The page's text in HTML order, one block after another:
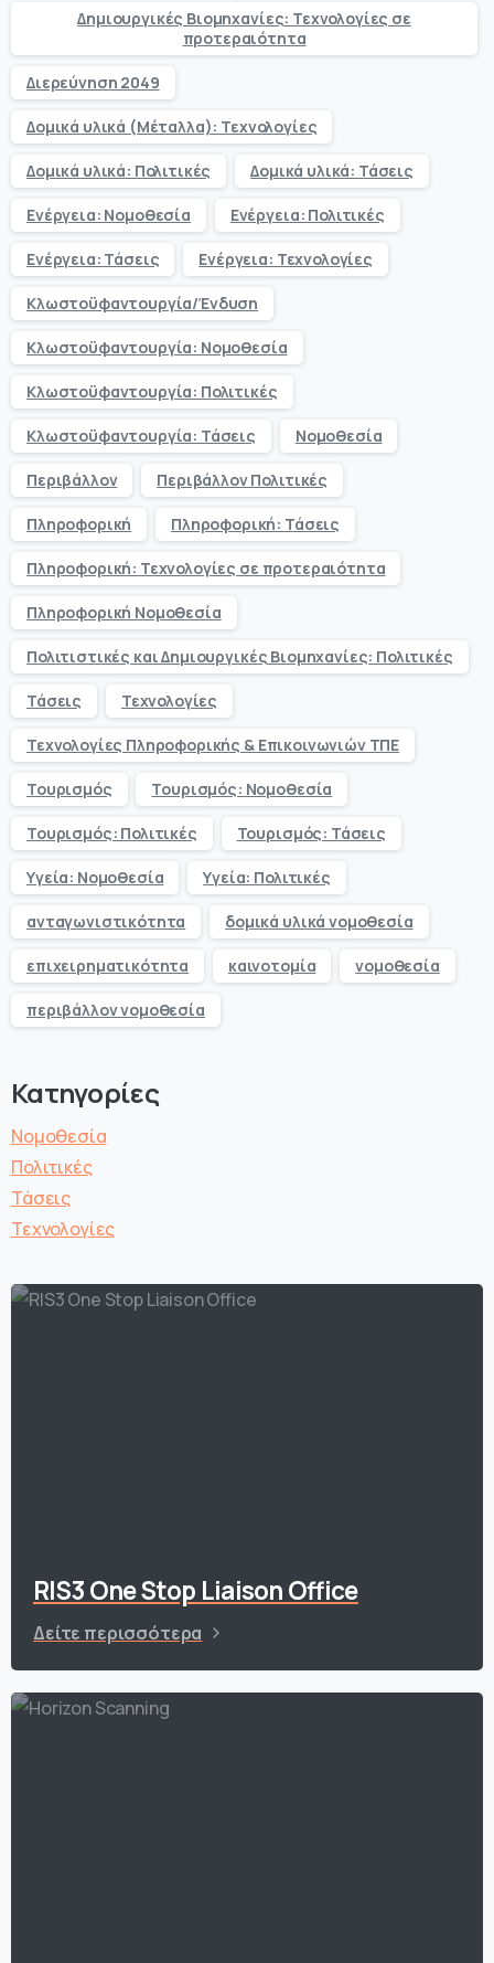
Δημιουργικές Βιομηχανίες: Τεχνολογίες σε
προτεραιότητα
Διερεύνηση 2049
Δομικά υλικά (Μέταλλα): Τεχνολογίες
Δομικά υλικά: Πολιτικές Δομικά υλικά: Τάσεις
Ενέργεια: Νομοθεσία Ενέργεια: Πολιτικές
Ενέργεια: Τάσεις Ενέργεια: Τεχνολογίες
Κλωστοϋφαντουργία/Ένδυση
Κλωστοϋφαντουργία: Νομοθεσία
Κλωστοϋφαντουργία: Πολιτικές
Κλωστοϋφαντουργία: Τάσεις Νομοθεσία
Περιβάλλον Περιβάλλον Πολιτικές
Πληροφορική Πληροφορική: Τάσεις
Πληροφορική: Τεχνολογίες σε προτεραιότητα
Πληροφορική Νομοθεσία
Πολιτιστικές και Δημιουργικές Βιομηχανίες: Πολιτικές
Τάσεις Τεχνολογίες
Τεχνολογίες Πληροφορικής & Επικοινωνιών ΤΠΕ
Τουρισμός Τουρισμός: Νομοθεσία
Τουρισμός: Πολιτικές Τουρισμός: Τάσεις
Υγεία: Νομοθεσία Υγεία: Πολιτικές
ανταγωνιστικότητα δομικά υλικά νομοθεσία
επιχειρηματικότητα καινοτομία νομοθεσία
περιβάλλον νομοθεσία
Κατηγορίες
Νομοθεσία
Πολιτικές
Τάσεις
Τεχνολογίες
RIS3 One Stop Liaison Office
Δείτε περισσότερα